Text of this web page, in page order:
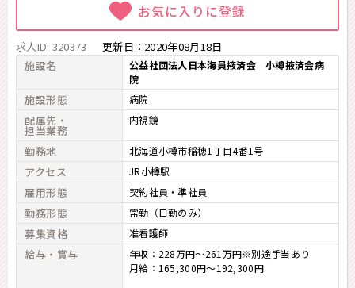
お気に入りに登録
求人ID: 320373 更新日： 2020年08月18日
施設名
公益社団法人日本海員掖済会 小樽掖済会病
院
施設形態 病院
配属先・
担当業務
内視鏡
勤務地 北海道小樽市稲穂1丁目4番1号
アクセス JR小樽駅
雇用形態 契約社員・準社員
勤務形態 常勤（日勤のみ）
募集資格 准看護師
給与・賞与
年収：228万円～261万円※別途手当あり
月給：165,300円～192,300円